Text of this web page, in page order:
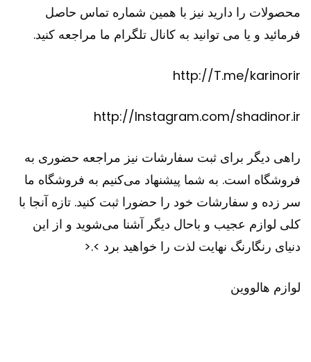
محصولات را دارید نیز با همین شماره تماس حاصل
فرمائید و یا می توانید به کانال تلگرام ما مراجعه کنید.
http://T.me/karinorir
http://Instagram.com/shadinor.ir
راهی دیگر برای ثبت سفارشات نیز مراجعه حضوری به
فروشگاه است. به شما پیشنهاد می‌کنیم به فروشگاه ما
سر زده و سفارشات خود را حضورا ثبت کنید. تازه آنجا با
کلی لوازم عجیب و باحال دیگر آشنا می‌شوید و از این
دنیای رنگارنگ نهایت لذت را خواهید برد >.<
لوازم هالووین